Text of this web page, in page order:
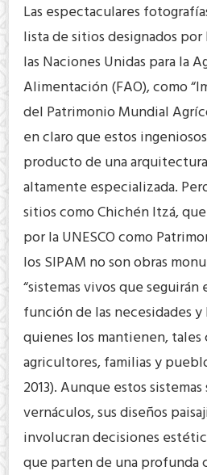
Las espectaculares
lista de sitios designados
las Naciones Unidas para la
Alimentación (FAO), como
del Patrimonio Mundial
en claro que estos
producto de una
altamente especializada.
sitios como Chichén Itzá,
por la UNESCO como
los SIPAM no son obras
“sistemas vivos que
función de las necesidades y
quienes los mantienen,
agricultores, familias y
2013). Aunque estos
vernáculos, sus diseños
involucran decisiones
que parten de una profunda